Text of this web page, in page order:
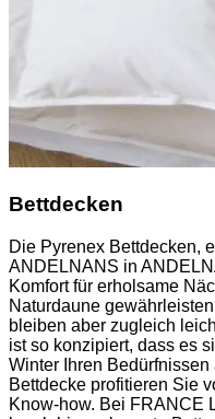
Bettdecken
Die Pyrenex Bettdecken,
ANDELNANS in
Komfort für erholsame
Naturdaune
bleiben aber zugleich
ist so konzipiert, dass es
Winter Ihren
Bettdecke profitieren Sie
Know-how. Bei FRANCE